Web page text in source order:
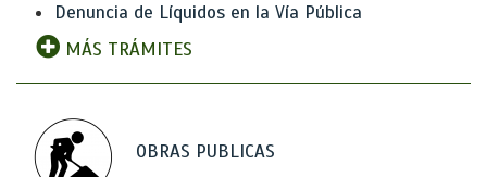
Denuncia de Líquidos en la Vía Pública
MÁS TRÁMITES
OBRAS PUBLICAS